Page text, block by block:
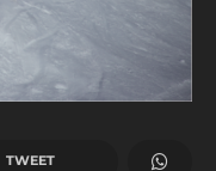
TWEET